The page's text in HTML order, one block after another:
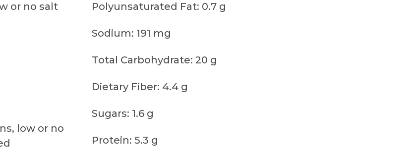
or no salt
low or no
Polyunsaturated Fat: 0.7 g
Sodium: 191 mg
Total Carbohydrate: 20 g
Dietary Fiber: 4.4 g
Sugars: 1.6 g
Protein: 5.3 g